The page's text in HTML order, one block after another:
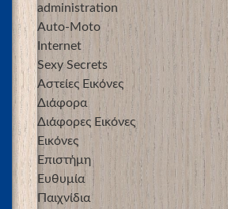
administration
Auto-Moto
Internet
Sexy Secrets
Αστείες Εικόνες
Διάφορα
Διάφορες Εικόνες
Εικόνες
Επιστήμη
Ευθυμία
Παιχνίδια